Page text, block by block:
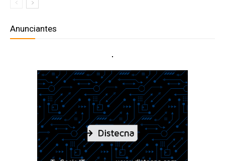
Anunciantes